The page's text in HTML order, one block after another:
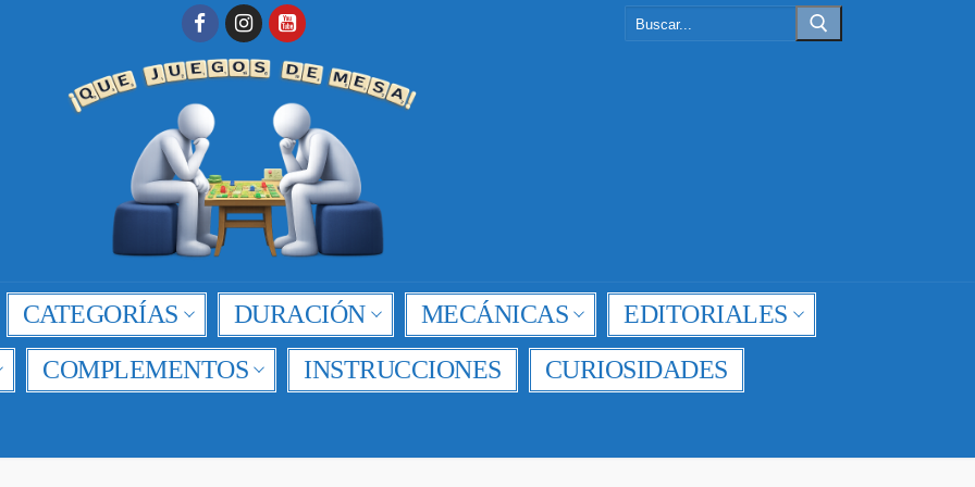
CATEGORÍAS DURACIÓN MECÁNICAS
EDITORIALES
COMPLEMENTOS INSTRUCCIONES
CURIOSIDADES